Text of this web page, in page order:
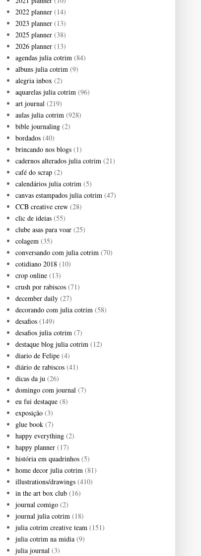
2022 planner (14)
2023 planner (13)
2025 planner (38)
2026 planner (13)
agendas julia cotrim (84)
albuns julia cotrim (9)
alegria inbox (2)
aquarelas julia cotrim (96)
art journal (219)
aulas julia cotrim (928)
bible journaling (2)
bordados (40)
brincando nos blogs (1)
cadernos alterados julia cotrim (21)
café do scrap (2)
calendários julia cotrim (5)
canvas estampados julia cotrim (47)
CCB creative crew (28)
clic de ideias (55)
clube asas para voar (25)
colagem (35)
conversando com julia cotrim (70)
cotidiano 2018 (10)
crop online (13)
crush por rabiscos (71)
december daily (27)
decorando com julia cotrim (58)
desafios (149)
desafios julia cotrim (7)
destaque blog julia cotrim (12)
diario de Felipe (4)
diário de rabiscos (41)
dicas da ju (26)
domingo com journal (7)
eu fui destaque (8)
exposição (3)
glue book (7)
happy everything (2)
happy planner (17)
história em quadrinhos (5)
home decor julia cotrim (81)
illustrations/drawings (410)
in the art box club (16)
journal comigo (2)
journal julia cotrim (18)
julia cotrim creative team (151)
julia cotrim na midia (9)
julia journal (3)